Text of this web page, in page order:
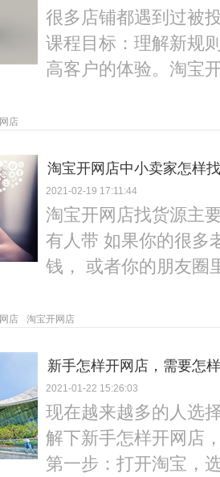
很多店铺都遇到过被
课程目标：理解新规
高客户的体验。淘宝
店
淘宝开网店中小卖家怎样
2021-02-19 17:11:44
淘宝开网店找货源主
有人带 如果你的很多
钱， 或者你的朋友圈
店 淘宝开网店
新手怎样开网店，需要怎
2021-01-22 15:26:03
现在越来越多的人选
解下新手怎样开网店
第一步：打开淘宝，